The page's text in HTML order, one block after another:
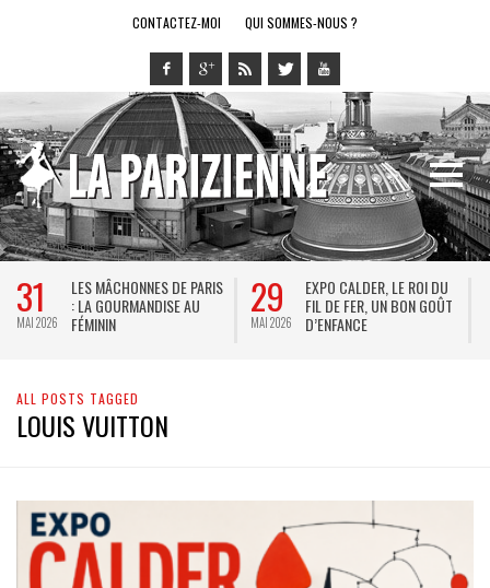
CONTACTEZ-MOI QUI SOMMES-NOUS ?
31
MAI 2026
LES MÂCHONNES DE PARIS
: LA GOURMANDISE AU
FÉMININ
29
MAI 2026
EXPO CALDER, LE ROI DU
FIL DE FER, UN BON GOÛT
D’ENFANCE
ALL POSTS TAGGED
LOUIS VUITTON